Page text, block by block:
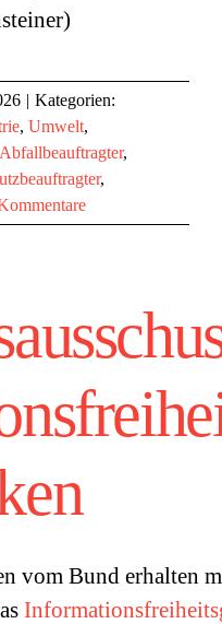
| Kategorien:
, Umwelt,
Abfallbeauftragter,
,
vom Bund erhalten